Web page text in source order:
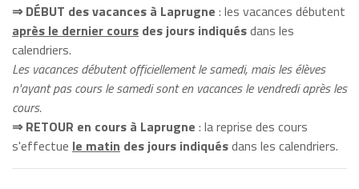
⇒ DÉBUT des vacances à Laprugne : les vacances débutent
après le dernier cours des jours indiquésdans les
calendriers.
Les vacances débutent officiellement le samedi, mais les élèves
n'ayant pas cours le samedi sont en vacances le vendredi après les
cours.
⇒ RETOUR en cours à Laprugne : la reprise des cours
s'effectue le matin des jours indiquésdans les calendriers.